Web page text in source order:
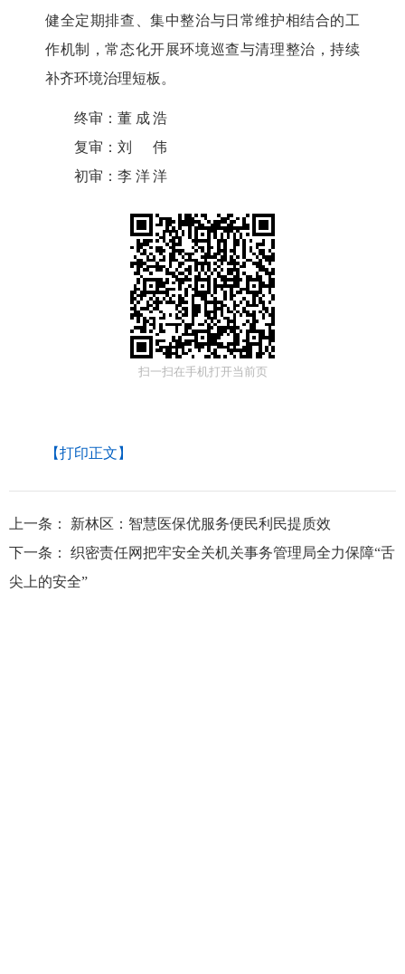
健全定期排查、集中整治与日常维护相结合的工
作机制，常态化开展环境巡查与清理整治，持续
补齐环境治理短板。
终审： 董成浩
复审： 刘伟
初审： 李洋洋
扫一扫在手机打开当前页
【打印正文】
上一条：
新林区：智慧医保优服务便民利民提质效
下一条：
织密责任网把牢安全关机关事务管理局全力保障“舌
尖上的安全”